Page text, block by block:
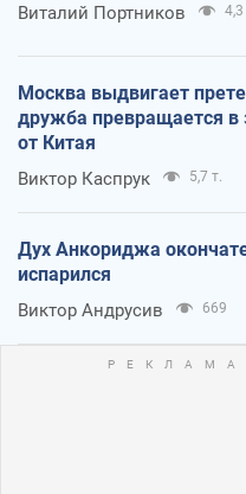
Виталий Портников 4,3
Москва выдвигает
дружба превращается в
от Китая
Виктор Каспрук 5,7 т.
Дух Анкориджа
испарился
Виктор Андрусив 669